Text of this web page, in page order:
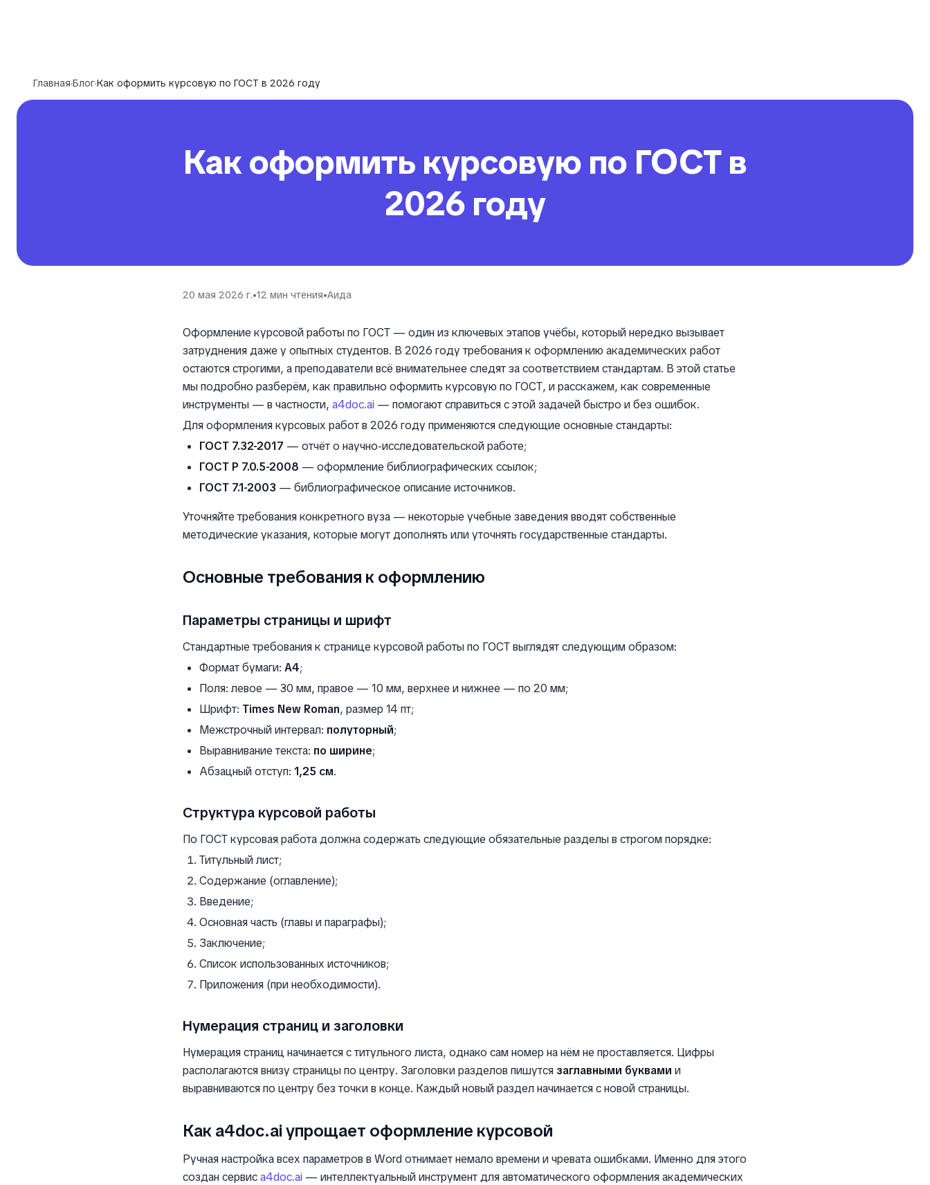
Главная·Блог·Как оформить курсовую по ГОСТ в 2026 году
Как оформить курсовую по ГОСТ в
2026 году
20 мая 2026 г.•12 мин чтения•Aида
Оформление курсовой работы по ГОСТ — один из ключевых этапов учёбы, который нередко вызывает
затруднения даже у опытных студентов. В 2026 году требования к оформлению академических работ
остаются строгими, а преподаватели всё внимательнее следят за соответствием стандартам. В этой статье
мы подробно разберём, как правильно оформить курсовую по ГОСТ, и расскажем, как современные
инструменты — в частности, a4doc.ai — помогают справиться с этой задачей быстро и без ошибок.
Для оформления курсовых работ в 2026 году применяются следующие основные стандарты:
ГОСТ 7.32-2017 — отчёт о научно-исследовательской работе;
ГОСТ Р 7.0.5-2008 — оформление библиографических ссылок;
ГОСТ 7.1-2003 — библиографическое описание источников.
Уточняйте требования конкретного вуза — некоторые учебные заведения вводят собственные
методические указания, которые могут дополнять или уточнять государственные стандарты.
Основные требования к оформлению
Параметры страницы и шрифт
Стандартные требования к странице курсовой работы по ГОСТ выглядят следующим образом:
Формат бумаги: А4;
Поля: левое — 30 мм, правое — 10 мм, верхнее и нижнее — по 20 мм;
Шрифт: Times New Roman, размер 14 пт;
Межстрочный интервал: полуторный;
Выравнивание текста: по ширине;
Абзацный отступ: 1,25 см.
Структура курсовой работы
По ГОСТ курсовая работа должна содержать следующие обязательные разделы в строгом порядке:
Титульный лист;
Содержание (оглавление);
Введение;
Основная часть (главы и параграфы);
Заключение;
Список использованных источников;
Приложения (при необходимости).
Нумерация страниц и заголовки
Нумерация страниц начинается с титульного листа, однако сам номер на нём не проставляется. Цифры
располагаются внизу страницы по центру. Заголовки разделов пишутся заглавными буквами и
выравниваются по центру без точки в конце. Каждый новый раздел начинается с новой страницы.
Как a4doc.ai упрощает оформление курсовой
Ручная настройка всех параметров в Word отнимает немало времени и чревата ошибками. Именно для этого
создан сервисa4doc.ai — интеллектуальный инструмент для автоматического оформления академических